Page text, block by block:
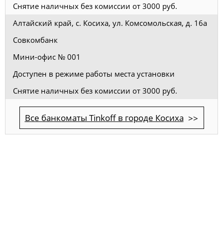
Снятие наличных без комиссии от 3000 руб.
Алтайский край, с. Косиха, ул. Комсомольская, д. 16а
Совкомбанк
Мини-офис № 001
Доступен в режиме работы места установки
Снятие наличных без комиссии от 3000 руб.
Все банкоматы Tinkoff в городе Косиха